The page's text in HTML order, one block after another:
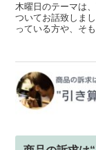
木曜日のテーマは
ついてお話致しま
っている方や、そ